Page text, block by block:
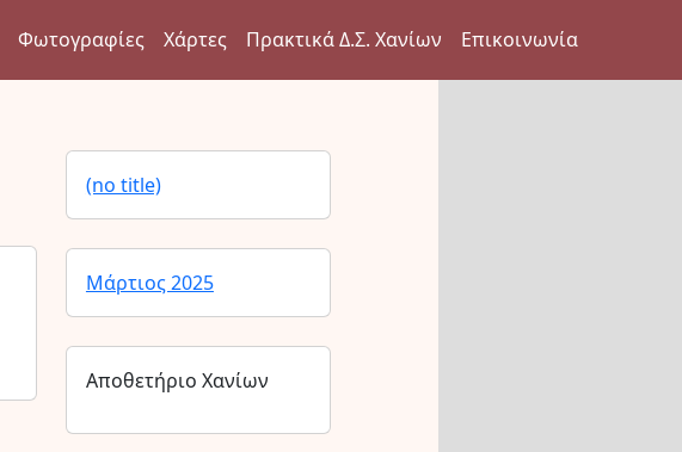
Φωτογραφίες Χάρτες Πρακτικά Δ.Σ. Χανίων Επικοινωνία
(no title)
Μάρτιος 2025
Αποθετήριο Χανίων